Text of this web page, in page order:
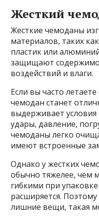
Жесткий
Жесткие чемоданы
материалов, таких
пластик или
защищают
воздействий и влаги.
Если вы часто
чемодан станет
выдерживает
удары, давление,
чемоданы легко
имеют встроенные
Однако у жестких
обычно тяжелее, чем
гибкими при
расширяется.
лишние вещи, такая